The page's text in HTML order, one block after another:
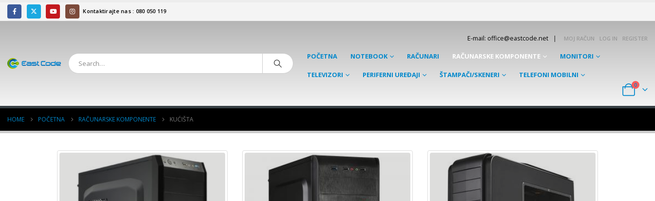
Kontaktirajte nas : 080 050 119
E-mail: office@eastcode.net | MOJ RAČUN LOG IN REGISTER
POČETNA NOTEBOOK RAČUNARI RAČUNARSKE KOMPONENTE MONITORI
TELEVIZORI PERIFERNI UREĐAJI ŠTAMPAČI/SKENERI TELEFONI MOBILNI
0
HOME POČETNA RAČUNARSKE KOMPONENTE KUĆIŠTA